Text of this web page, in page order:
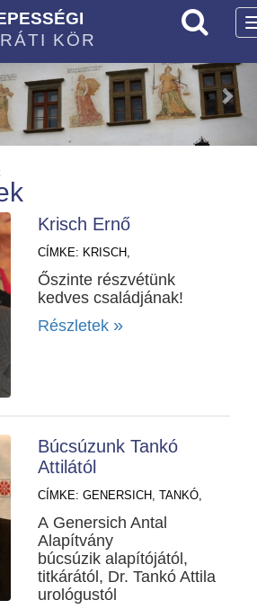
KÖR
Krisch Ernő
CÍMKE: KRISCH,
Őszinte részvétünk
kedves családjának!
Részletek »
Búcsúzunk Tankó
Attilától
CÍMKE:GENERSICH,TANKÓ,
A Genersich Antal
Alapítvány
búcsúzik alapítójától,
titkárától, Dr. Tankó Attila
urológustól